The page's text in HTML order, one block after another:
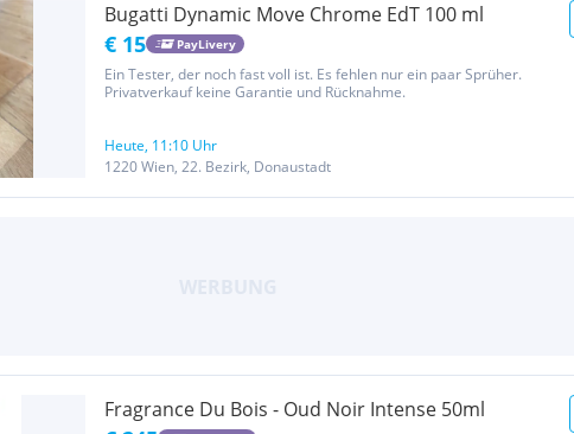
Bugatti Dynamic Move Chrome EdT 100 ml
€ 15 PayLivery
Ein Tester, der noch fast voll ist. Es fehlen nur ein paar Sprüher.
Privatverkauf keine Garantie und Rücknahme.
Heute, 11:10 Uhr
1220 Wien, 22. Bezirk, Donaustadt
Fragrance Du Bois - Oud Noir Intense 50ml